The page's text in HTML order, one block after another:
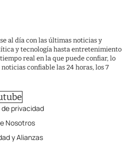
al día con las últimas noticias y
y tecnología hasta entretenimiento
real en la que puede confiar, lo
confiable las 24 horas, los 7
privacidad
Nosotros
y Alianzas